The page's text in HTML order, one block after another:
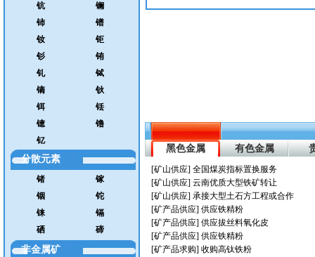
钪
镧
铈
镨
钕
钜
钐
铕
钆
铽
镝
钬
铒
铥
镱
镥
钇
分散元素
锗
镓
铟
铊
铼
镉
硒
碲
非金属矿
转让内蒙古赤峰银锡矿
黑色金属 有色金属
[矿山供应] 全国煤炭指标置换服务
[矿山供应] 云南优质大型铁矿转让
[矿山供应] 承接大型土石方工程或合作
[矿产品供应] 供应铁精粉
[矿产品供应] 供应拔丝料氧化皮
[矿产品供应] 供应铁精粉
[矿产品求购] 收购高钛铁粉